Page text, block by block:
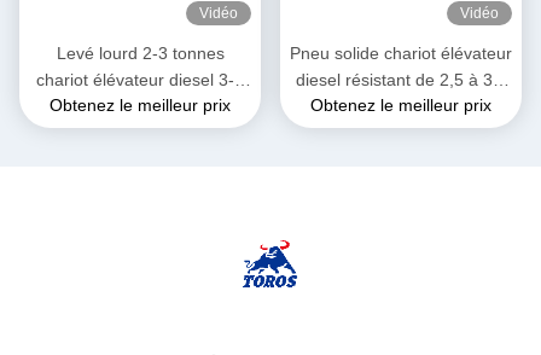
Vidéo
Levé lourd 2-3 tonnes
chariot élévateur diesel 3-4
mètres longueur totale
Obtenez le meilleur prix
Vidéo
Pneu solide chariot élévateur
diesel résistant de 2,5 à 3,5
tonnes pour l'entrepôt
Obtenez le meilleur prix